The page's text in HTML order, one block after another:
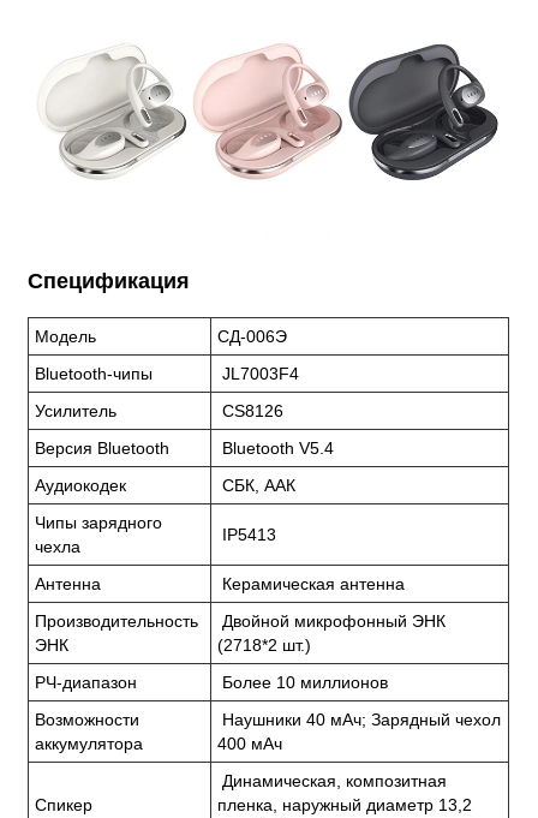
Спецификация
Модель
СД-006Э
Bluetooth-чипы
JL7003F4
Усилитель
CS8126
Версия Bluetooth
Bluetooth V5.4
Аудиокодек
СБК, ААК
Чипы зарядного
чехла
IP5413
Антенна
Керамическая антенна
Производительность
ЭНК
Двойной микрофонный ЭНК
(2718*2 шт.)
РЧ-диапазон
Более 10 миллионов
Возможности
аккумулятора
Наушники 40 мАч; Зарядный чехол
400 мАч
Спикер
Динамическая, композитная
пленка, наружный диаметр 13,2